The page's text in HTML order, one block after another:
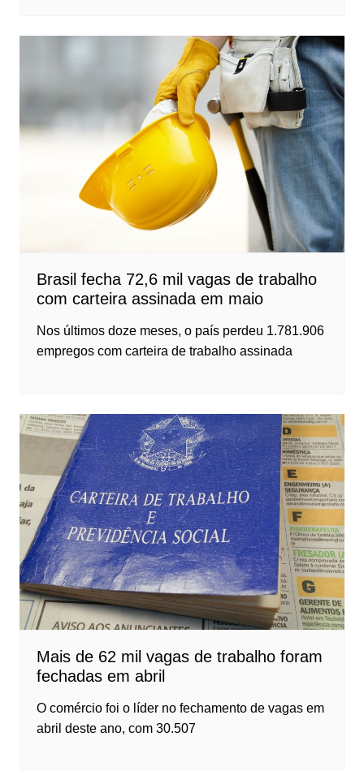
Brasil fecha 72,6 mil vagas de trabalho
com carteira assinada em maio
Nos últimos doze meses, o país perdeu 1.781.906
empregos com carteira de trabalho assinada
Mais de 62 mil vagas de trabalho foram
fechadas em abril
O comércio foi o líder no fechamento de vagas em
abril deste ano, com 30.507